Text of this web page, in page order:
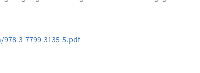
3-7799-3135-5.pdf